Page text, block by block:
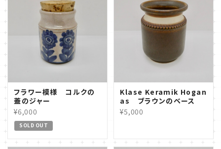
フラワー模様 コルクの
蓋のジャー
¥6,000
SOLD OUT
Klase Keramik Hogan
as ブラウンのベース
¥5,000